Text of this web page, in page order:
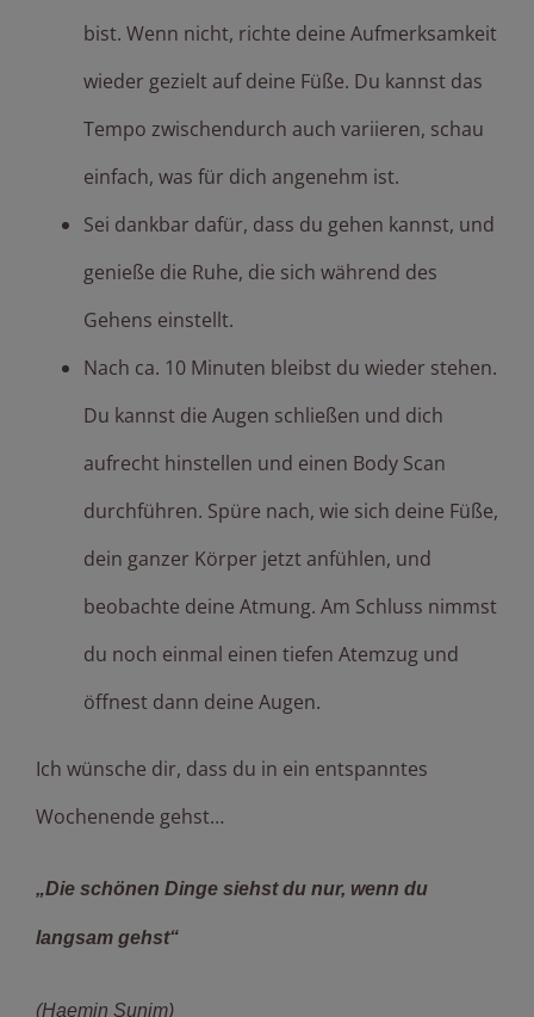
bist. Wenn nicht, richte deine Aufmerksamkeit
wieder gezielt auf deine Füße. Du kannst das
Tempo zwischendurch auch variieren, schau
einfach, was für dich angenehm ist.
Sei dankbar dafür, dass du gehen kannst, und
genieße die Ruhe, die sich während des
Gehens einstellt.
Nach ca. 10 Minuten bleibst du wieder stehen.
Du kannst die Augen schließen und dich
aufrecht hinstellen und einen Body Scan
durchführen. Spüre nach, wie sich deine Füße,
dein ganzer Körper jetzt anfühlen, und
beobachte deine Atmung. Am Schluss nimmst
du noch einmal einen tiefen Atemzug und
öffnest dann deine Augen.
Ich wünsche dir, dass du in ein entspanntes
Wochenende gehst…
„Die schönen Dinge siehst du nur, wenn du
langsam gehst“
(Haemin Sunim)